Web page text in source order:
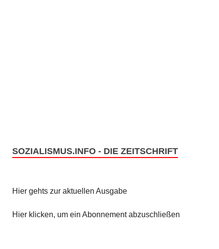
SOZIALISMUS.INFO - DIE ZEITSCHRIFT
Hier gehts zur aktuellen Ausgabe
Hier klicken, um ein Abonnement abzuschließen